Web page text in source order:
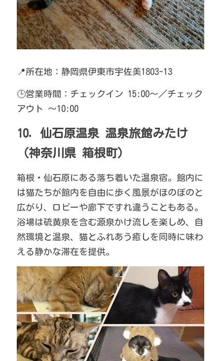
📍所在地：静岡県伊東市宇佐美1803-13
🕒営業時間：チェックイン 15:00～／チェック
アウト ～10:00
10. 仙石原温泉 温泉旅館みたけ
（神奈川県 箱根町）
箱根・仙石原にある落ち着いた温泉宿。館内に
は猫たちが館内を自由に歩く風景がほのぼのと
広がり、ロビーや廊下ですれ違うこともある。
浴場は硫黄泉を含む源泉かけ流しを楽しめ、自
然環境と温泉、猫とふれあう癒しを同時に味わ
える静かな滞在を提供。